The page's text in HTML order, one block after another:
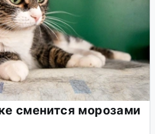
сменится морозами